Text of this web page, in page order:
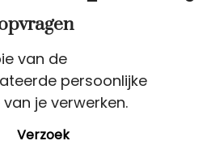
van de
persoonlijke
je verwerken.
Verzoek